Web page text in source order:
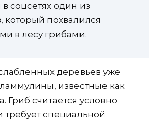
соцсетях один из
который похвалился
в лесу грибами.
деревьев уже
известные как
Гриб считается условно
специальной